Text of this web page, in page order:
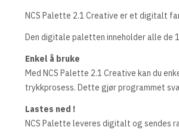
NCS Palette 2.1 Creative er et digitalt
Den digitale paletten inneholder alle de
Enkel å bruke
Med NCS Palette 2.1 Creative kan du
trykkprosess. Dette gjør programmet
Lastes ned !
NCS Palette leveres digitalt og sendes